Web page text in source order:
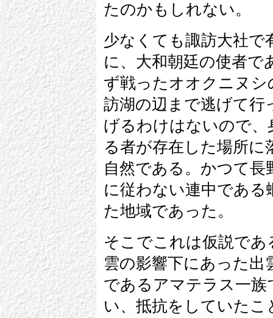
たのかもしれない。
少なくても諏訪大社で
に、大和朝廷の使者
ず戦ったオオクニヌ
訪湖の辺まで逃げて行
げるわけはないので
る者が存在した場所
自然である。かつて長
に従わない連中であ
た地域であった。
そこでこれは仮説で
雲の影響下にあった出
であるアマテラス一
い、抵抗をしていた